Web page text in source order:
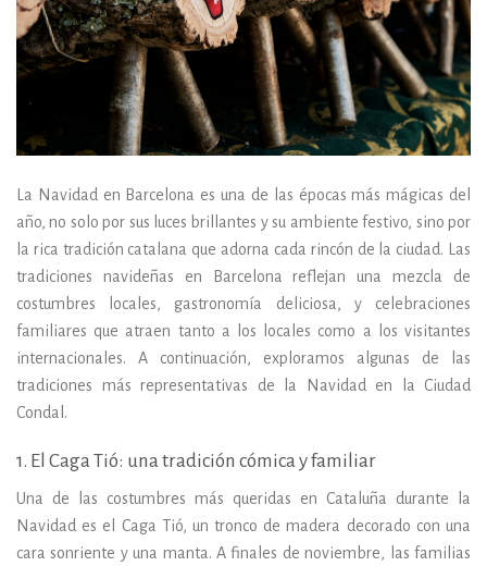
La Navidad en Barcelona es una de las épocas más mágicas del
año, no solo por sus luces brillantes y su ambiente festivo, sino por
la rica tradición catalana que adorna cada rincón de la ciudad. Las
tradiciones navideñas en Barcelona reflejan una mezcla de
costumbres locales, gastronomía deliciosa, y celebraciones
familiares que atraen tanto a los locales como a los visitantes
internacionales. A continuación, exploramos algunas de las
tradiciones más representativas de la Navidad en la Ciudad
Condal.
1. El Caga Tió: una tradición cómica y familiar
Una de las costumbres más queridas en Cataluña durante la
Navidad es el Caga Tió, un tronco de madera decorado con una
cara sonriente y una manta. A finales de noviembre, las familias